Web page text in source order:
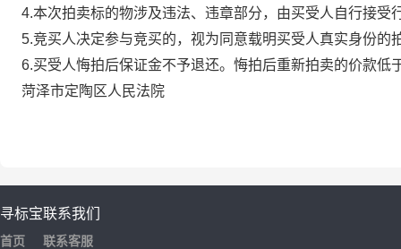
4.本次拍卖标的物涉及违法、违章部分，由买受人自行接受
5.竞买人决定参与竞买的，视为同意载明买受人真实身份的
6.买受人悔拍后保证金不予退还。悔拍后重新拍卖的价款
菏泽市定陶区人民法院
寻标宝
首页
联系我们
联系客服